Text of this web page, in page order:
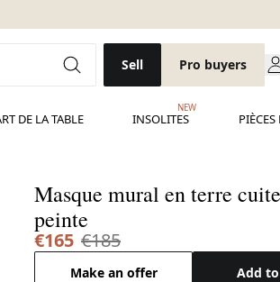
Sell Pro buyers
DE LA TABLE INSOLITES
NEW
Masque mural en terre cuite
peinte
€165 €185
Make an offer Add